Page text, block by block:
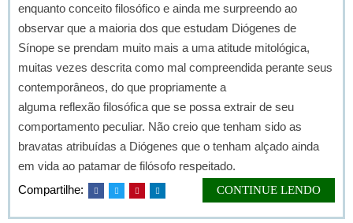
enquanto conceito filosófico e ainda me surpreendo ao
observar que a maioria dos que estudam Diógenes de
Sínope se prendam muito mais a uma atitude mitológica,
muitas vezes descrita como mal compreendida perante seus
contemporâneos, do que propriamente a
alguma reflexão filosófica que se possa extrair de seu
comportamento peculiar. Não creio que tenham sido as
bravatas atribuídas a Diógenes que o tenham alçado ainda
em vida ao patamar de filósofo respeitado.
Compartilhe:
CONTINUE LENDO